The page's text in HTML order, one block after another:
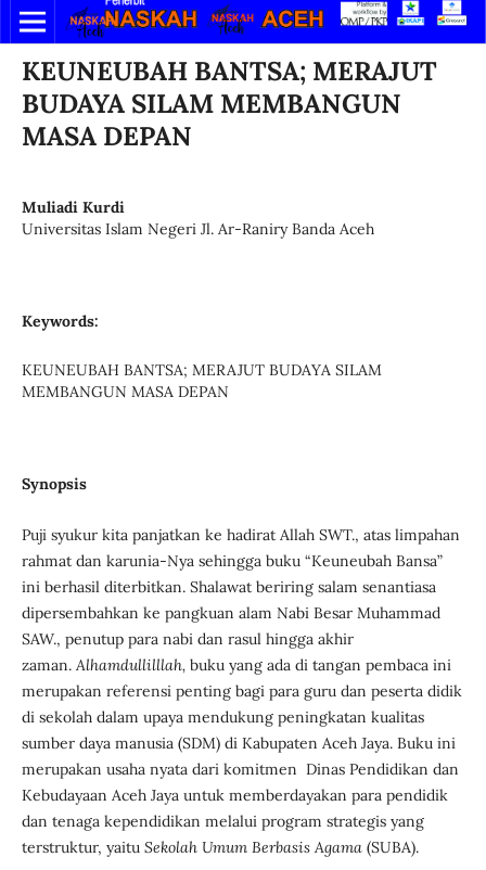
KEUNEUBAH BANTSA; MERAJUT
BUDAYA SILAM MEMBANGUN
MASA DEPAN
Muliadi Kurdi
Universitas Islam Negeri Jl. Ar-Raniry Banda Aceh
Keywords:
KEUNEUBAH BANTSA; MERAJUT BUDAYA SILAM
MEMBANGUN MASA DEPAN
Synopsis
Puji syukur kita panjatkan ke hadirat Allah SWT., atas limpahan
rahmat dan karunia-Nya sehingga buku “Keuneubah Bansa”
ini berhasil diterbitkan. Shalawat beriring salam senantiasa
dipersembahkan ke pangkuan alam Nabi Besar Muhammad
SAW., penutup para nabi dan rasul hingga akhir
zaman. Alhamdullilllah,buku yang ada di tangan pembaca ini
merupakan referensi penting bagi para guru dan peserta didik
di sekolah dalam upaya mendukung peningkatan kualitas
sumber daya manusia (SDM) di Kabupaten Aceh Jaya. Buku ini
merupakan usaha nyata dari komitmen Dinas Pendidikan dan
Kebudayaan Aceh Jaya untuk memberdayakan para pendidik
dan tenaga kependidikan melalui program strategis yang
terstruktur, yaitu Sekolah Umum Berbasis Agama(SUBA).